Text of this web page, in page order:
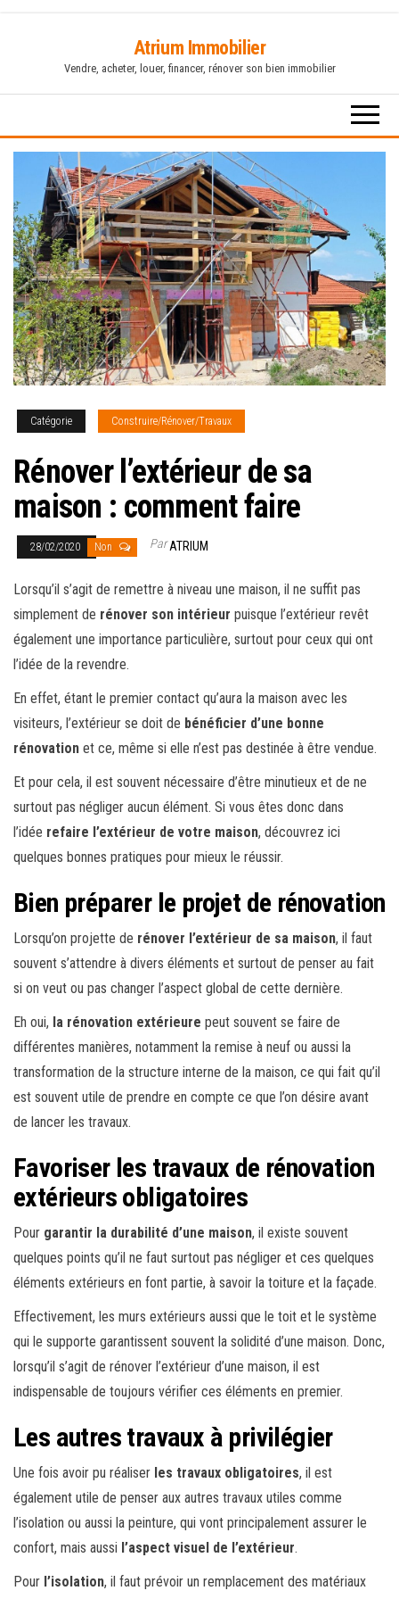
content
Atrium Immobilier
Vendre, acheter, louer, financer, rénover son bien immobilier
Catégorie Construire/Rénover/Travaux
Rénover l’extérieur de sa
maison : comment faire
28/02/2020 Non ParATRIUM
Lorsqu’il s’agit de remettre à niveau une maison, il ne suffit pas
simplement de rénover son intérieur puisque l’extérieur revêt
également une importance particulière, surtout pour ceux qui ont
l’idée de la revendre.
En effet, étant le premier contact qu’aura la maison avec les
visiteurs, l’extérieur se doit de bénéficier d’une bonne
rénovation et ce, même si elle n’est pas destinée à être vendue.
Et pour cela, il est souvent nécessaire d’être minutieux et de ne
surtout pas négliger aucun élément. Si vous êtes donc dans
l’idée refaire l’extérieur de votre maison, découvrez ici
quelques bonnes pratiques pour mieux le réussir.
Bien préparer le projet de rénovation
Lorsqu’on projette de rénover l’extérieur de sa maison, il faut
souvent s’attendre à divers éléments et surtout de penser au fait
si on veut ou pas changer l’aspect global de cette dernière.
Eh oui, la rénovation extérieure peut souvent se faire de
différentes manières, notamment la remise à neuf ou aussi la
transformation de la structure interne de la maison, ce qui fait qu’il
est souvent utile de prendre en compte ce que l’on désire avant
de lancer les travaux.
Favoriser les travaux de rénovation
extérieurs obligatoires
Pour garantir la durabilité d’une maison, il existe souvent
quelques points qu’il ne faut surtout pas négliger et ces quelques
éléments extérieurs en font partie, à savoir la toiture et la façade.
Effectivement, les murs extérieurs aussi que le toit et le système
qui le supporte garantissent souvent la solidité d’une maison. Donc,
lorsqu’il s’agit de rénover l’extérieur d’une maison, il est
indispensable de toujours vérifier ces éléments en premier.
Les autres travaux à privilégier
Une fois avoir pu réaliser les travaux obligatoires, il est
également utile de penser aux autres travaux utiles comme
l’isolation ou aussi la peinture, qui vont principalement assurer le
confort, mais aussi l’aspect visuel de l’extérieur.
Pour l’isolation, il faut prévoir un remplacement des matériaux